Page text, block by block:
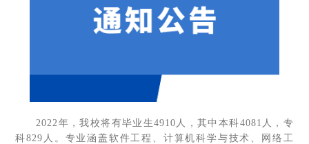
2022年，我校将有毕业生4910人，其中本科4081人，专
科829人。专业涵盖软件工程、计算机科学与技术、网络工